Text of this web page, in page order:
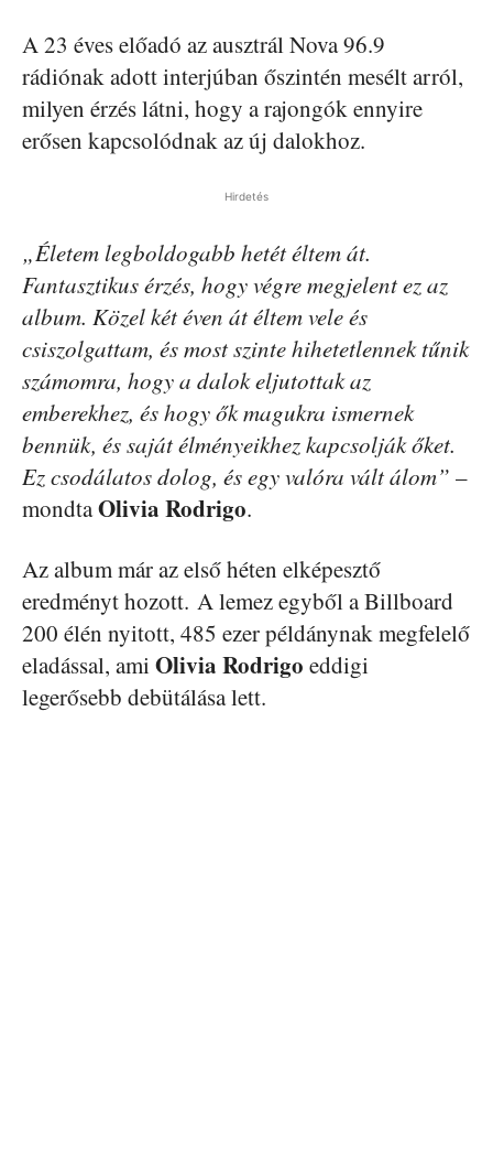
A 23 éves előadó az ausztrál Nova 96.9
rádiónak adott interjúban őszintén mesélt arról,
milyen érzés látni, hogy a rajongók ennyire
erősen kapcsolódnak az új dalokhoz.
Hirdetés
„Életem legboldogabb hetét éltem át.
Fantasztikus érzés, hogy végre megjelent ez az
album. Közel két éven át éltem vele és
csiszolgattam, és most szinte hihetetlennek tűnik
számomra, hogy a dalok eljutottak az
emberekhez, és hogy ők magukra ismernek
bennük, és saját élményeikhez kapcsolják őket.
Ez csodálatos dolog, és egy valóra vált álom” –
mondtaOlivia Rodrigo.
Az album már az első héten elképesztő
eredményt hozott. A lemez egyből a Billboard
200 élén nyitott, 485 ezer példánynak megfelelő
eladással, ami Olivia Rodrigo eddigi
legerősebb debütálása lett.